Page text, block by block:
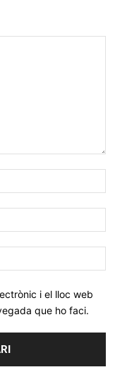
web:
i el lloc web
que ho faci.